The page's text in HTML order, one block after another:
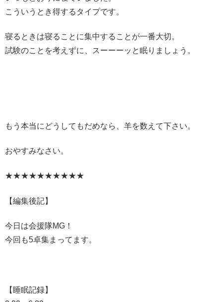
こういうとき得するタイプです。
寝るときは寝ることに集中することが一番大切。
試験のことを考えずに、スーーーッと眠りましょう。
もう本当にどうしてもだめなら、羊を数えて下さい。
おやすみなさい。
★★★★★★★★★★
【編集後記】
今日は会援隊MG！
今回も5卓集まってます。
【睡眠記録】